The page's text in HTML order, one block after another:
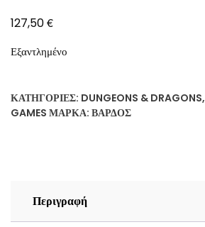
127,50€
Εξαντλημένο
ΚΑΤΗΓΟΡΊΕΣ: DUNGEONS & DRAGONS,
GAMES ΜΆΡΚΑ: ΒΆΡΔΟΣ
Περιγραφή